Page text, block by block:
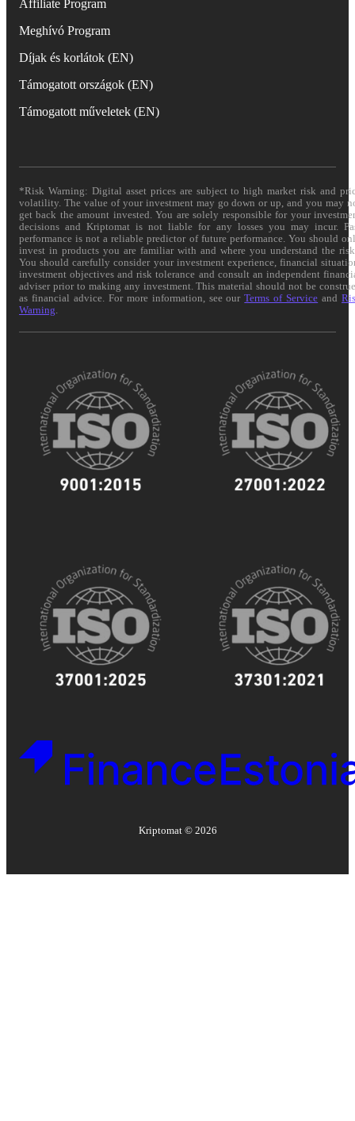
Affiliate Program
Meghívó Program
Díjak és korlátok (EN)
Támogatott országok (EN)
Támogatott műveletek (EN)
*Risk Warning: Digital asset prices are subject to high market risk and
volatility. The value of your investment may go down or up, and you may
get back the amount invested. You are solely responsible for your
decisions and Kriptomat is not liable for any losses you may incur.
performance is not a reliable predictor of future performance. You should
invest in products you are familiar with and where you understand the
You should carefully consider your investment experience, financial
investment objectives and risk tolerance and consult an independent
adviser prior to making any investment. This material should not be
as financial advice. For more information, see ourTerms of Service and
Warning
Kriptomat © 2026